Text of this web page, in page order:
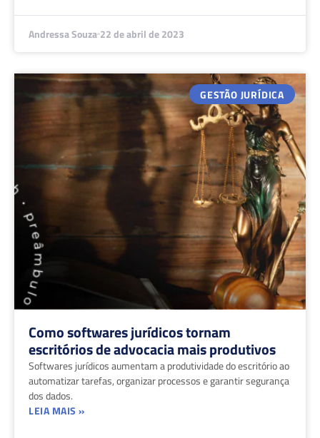
Andressa Souza 22 de abril de 2023
GESTÃO JURÍDICA
Como softwares jurídicos tornam
escritórios de advocacia mais produtivos
Softwares jurídicos aumentam a produtividade do escritório ao
automatizar tarefas, organizar processos e garantir segurança
dos dados.
LEIA MAIS »